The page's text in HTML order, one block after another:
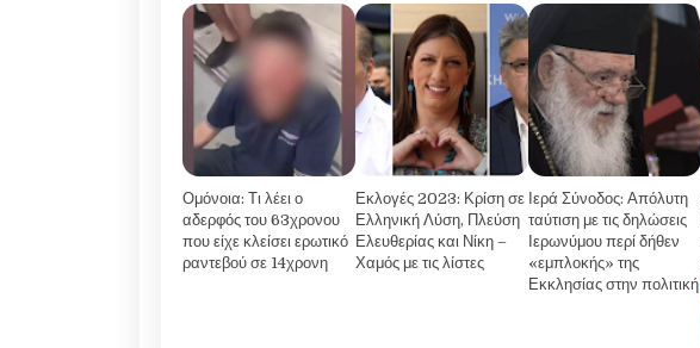
Ομόνοια: Τι λέει ο
αδερφός του 63χρονου
που είχε κλείσει ερωτικό
ραντεβού σε 14χρονη
Εκλογές 2023: Κρίση σε
Ελληνική Λύση, Πλεύση
Ελευθερίας και Νίκη –
Χαμός με τις λίστες
Ιερά Σύνοδος: Απόλυτη
ταύτιση με τις δηλώσεις
Ιερωνύμου περί δήθεν
«εμπλοκής» της
Εκκλησίας στην πολιτική